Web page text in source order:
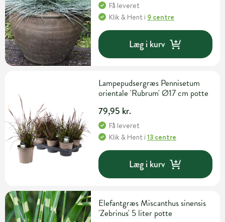
Få leveret
Klik & Hent i 9 centre
Læg i kurv
Lampepudsergræs Pennisetum
orientale 'Rubrum' Ø17 cm potte
79,95 kr.
Få leveret
Klik & Hent i13 centre
Læg i kurv
Elefantgræs Miscanthus sinensis
'Zebrinus' 5 liter potte